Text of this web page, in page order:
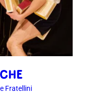
Fratellini